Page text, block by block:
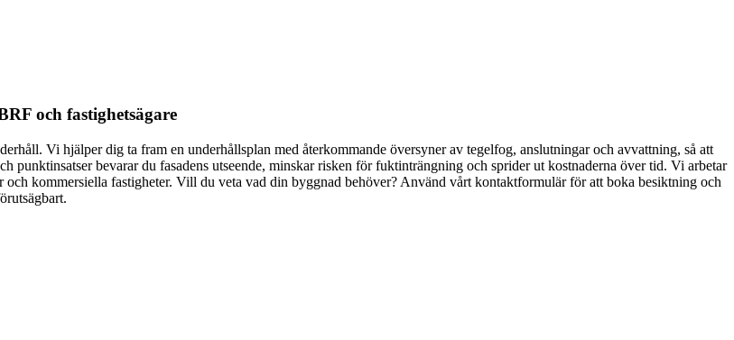
och fastighetsägare
Vi hjälper dig ta fram en underhållsplan med återkommande översyner av tegelfog, anslutningar och avvattning, så att
bevarar du fasadens utseende, minskar risken för fuktinträngning och sprider ut kostnaderna över tid. Vi arbetar
kommersiella fastigheter. Vill du veta vad din byggnad behöver? Använd vårt kontaktformulär för att boka besiktning och